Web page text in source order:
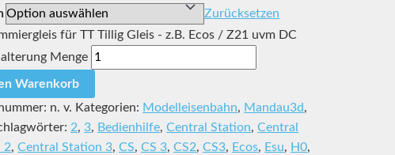
Zurücksetzen
für TT Tillig Gleis - z.B. Ecos / Z21 uvm DC
Menge
Warenkorb
n. v. Kategorien: Modelleisenbahn, Mandau3d,
2, 3, Bedienhilfe,Central Station,Central
2,Central Station 3,CS,CS 3,CS2,CS3, Ecos, Esu, H0,